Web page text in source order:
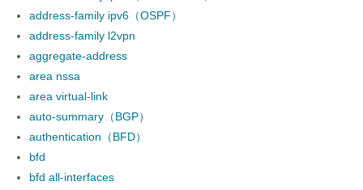
address-family ipv6（OSPF）
address-family l2vpn
aggregate-address
area nssa
area virtual-link
auto-summary（BGP）
authentication（BFD）
bfd
bfd all-interfaces